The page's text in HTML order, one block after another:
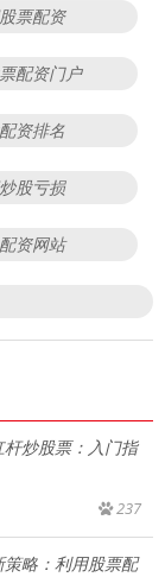
票配资
配资门户
资排名
股亏损
资网站
炒股票：入门指
237
略：利用股票配